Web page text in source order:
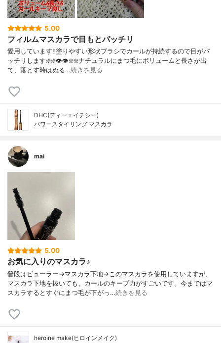
5.00
フィルムマスカラで目もとパッチリ
愛用しています‼️塗りやすい形状ブラシでカールが持続するので目がパ
ッチリします❇️❇️👁️👁️❇️❇️ナチュラルにまつ毛にボリュームと長さが出
て、落とす時はぬる…続きを見る
DHC(ディーエイチシー)
パワースタイリング マスカラ
mai
5.00
お気に入りのマスカラ♪
普段はビューラー→マスカラ下地→このマスカラを使用していますが、
マスカラ下地を抜いても、カールのキープ力がすごいです。今まではマ
スカラするとすぐにまつ毛が下がっ…続きを見る
heroine make(ヒロインメイク)